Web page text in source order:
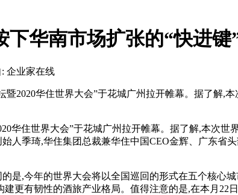
华南市场扩张的“快进键
企业家在线
华住世界大会”于花城广州拉开帷幕。据了解,本
住世界大会”于花城广州拉开帷幕。据了解,本次世
人季琦,华住集团总裁兼华住中国CEO金辉、广东省
,今年的世界大会将以全国巡回的形式在五个核心
更有韧性的酒旅产业格局。值得注意的是,在本月